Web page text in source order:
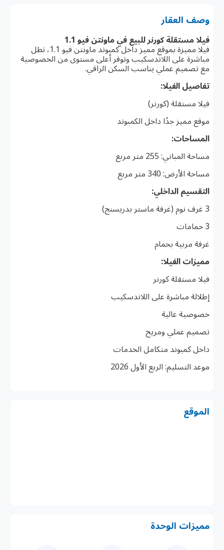
وصف العقار
فيلا مستقلة كورنر للبيع في ماونتن فيو 1.1
فيلا مميزة بموقع مميز داخل كمبوند ماونتن فيو 1.1، تطل
مباشرة على اللاندسكيب وتوفر أعلى مستوى من الخصوصية
مع تصميم عملي يناسب السكن الراقي.
تفاصيل الفيلا:
فيلا مستقلة (كورنر)
موقع مميز جدًا داخل الكمبوند
المساحات:
مساحة المباني: 255 متر مربع
مساحة الأرض: 340 متر مربع
التقسيم الداخلي:
3 غرف نوم (غرفة ماستر بدريسنج)
3 حمامات
غرفة مربية بحمام
مميزات الفيلا:
فيلا مستقلة كورنر
إطلالة مباشرة على اللاندسكيب
خصوصية عالية
تصميم عملي ومريح
داخل كمبوند متكامل الخدمات
موعد التسليم: الربع الأول 2026
الموقع
مميزات الوحدة